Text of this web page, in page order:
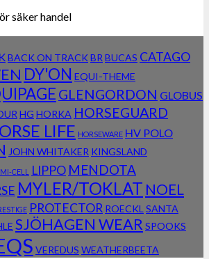
säker handel
BACK ON TRACK BR BUCAS CATAGO
DY'ON EQUI-THEME
GLENGORDON GLOBUS
HG HORKA HORSEGUARD
LIFE HORSEWARE HV POLO
JOHN WHITAKER KINGSLAND
CELL LIPPO MENDOTA
MYLER/TOKLAT NOEL
PROTECTOR ROECKL SANTA
SJÖHAGEN WEAR SPOOKS
VEREDUS WEATHERBEETA